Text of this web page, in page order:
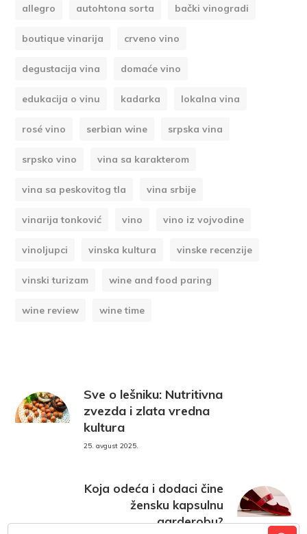
allegro autohtona sorta bački vinogradi
boutique vinarija crveno vino
degustacija vina domaće vino
edukacija o vinu kadarka lokalna vina
rosé vino serbian wine srpska vina
srpsko vino vina sa karakterom
vina sa peskovitog tla vina srbije
vinarija tonković vino vino iz vojvodine
vinoljupci vinska kultura vinske recenzije
vinski turizam wine and food paring
wine review wine time
Sve o lešniku: Nutritivna
zvezda i zlata vredna
kultura
25. avgust 2025.
Koja odeća i dodaci čine
žensku kapsulnu
garderobu?